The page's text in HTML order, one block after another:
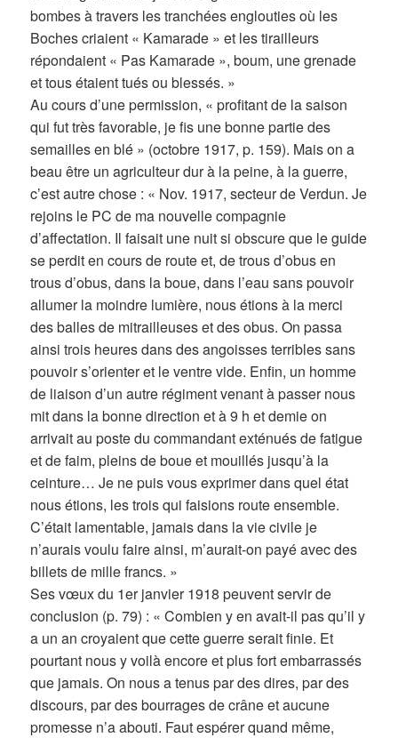
bombes à travers les tranchées englouties où les
Boches criaient « Kamarade » et les tirailleurs
répondaient « Pas Kamarade », boum, une grenade
et tous étaient tués ou blessés. »
Au cours d’une permission, « profitant de la saison
qui fut très favorable, je fis une bonne partie des
semailles en blé » (octobre 1917, p. 159). Mais on a
beau être un agriculteur dur à la peine, à la guerre,
c’est autre chose : « Nov. 1917, secteur de Verdun. Je
rejoins le PC de ma nouvelle compagnie
d’affectation. Il faisait une nuit si obscure que le guide
se perdit en cours de route et, de trous d’obus en
trous d’obus, dans la boue, dans l’eau sans pouvoir
allumer la moindre lumière, nous étions à la merci
des balles de mitrailleuses et des obus. On passa
ainsi trois heures dans des angoisses terribles sans
pouvoir s’orienter et le ventre vide. Enfin, un homme
de liaison d’un autre régiment venant à passer nous
mit dans la bonne direction et à 9 h et demie on
arrivait au poste du commandant exténués de fatigue
et de faim, pleins de boue et mouillés jusqu’à la
ceinture… Je ne puis vous exprimer dans quel état
nous étions, les trois qui faisions route ensemble.
C’était lamentable, jamais dans la vie civile je
n’aurais voulu faire ainsi, m’aurait-on payé avec des
billets de mille francs. »
Ses vœux du 1er janvier 1918 peuvent servir de
conclusion (p. 79) : « Combien y en avait-il pas qu’il y
a un an croyaient que cette guerre serait finie. Et
pourtant nous y voilà encore et plus fort embarrassés
que jamais. On nous a tenus par des dires, par des
discours, par des bourrages de crâne et aucune
promesse n’a abouti. Faut espérer quand même,